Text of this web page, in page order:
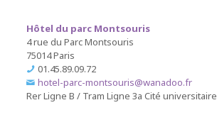
Hôtel du parc Montsouris
4 rue du Parc Montsouris
75014 Paris
01.45.89.09.72
hotel-parc-montsouris@wanadoo.fr
RerLigne B / Tram Ligne 3a Cité universitaire